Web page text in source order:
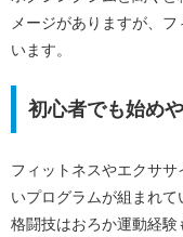
メージがありますが、
います。
初心者でも始め
フィットネスやエクサ
いプログラムが組まれ
格闘技はおろか運動経験